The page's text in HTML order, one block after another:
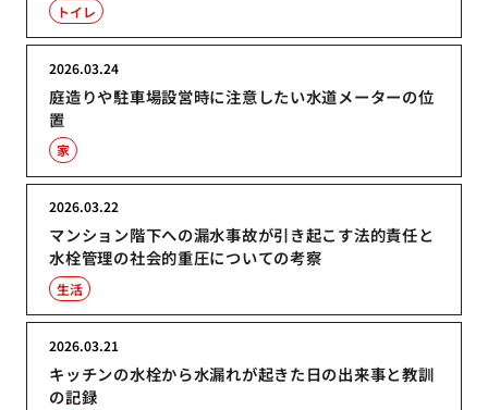
トイレ
庭造りや駐車場設営時に注意したい水道メーターの位
置
2026.03.24
家
マンション階下への漏水事故が引き起こす法的責任と
水栓管理の社会的重圧についての考察
2026.03.22
生活
キッチンの水栓から水漏れが起きた日の出来事と教訓
の記録
2026.03.21